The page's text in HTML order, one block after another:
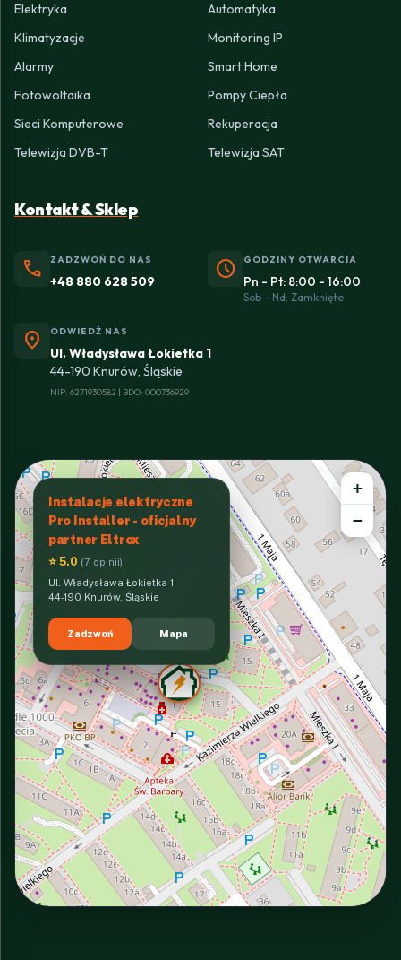
Elektryka
Automatyka
Klimatyzacje
Monitoring IP
Alarmy
Smart Home
Fotowoltaika
Pompy Ciepła
Sieci Komputerowe
Rekuperacja
Telewizja DVB-T
Telewizja SAT
Kontakt & Sklep
phone ZADZWOŃ DO NAS
+48 880 628 509 schedule GODZINY OTWARCIA
Pn - Pt: 8:00 - 16:00
Sob - Nd: Zamknięte
location_on ODWIEDŹ NAS
Ul. Władysława Łokietka 1
44-190 Knurów, Śląskie
NIP: 6271930582 | BDO: 000736929
Instalacje elektryczne
Pro Installer - oficjalny
partner Eltrox
⭐ 5.0 (7 opinii)
Ul. Władysława Łokietka 1
44-190 Knurów, Śląskie
Zadzwoń Mapa
+
−
INTERACTIVE VIEW